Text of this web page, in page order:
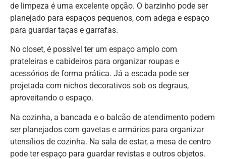
de limpeza é uma excelente opção. O barzinho pode ser
planejado para espaços pequenos, com adega e espaço
para guardar taças e garrafas.
No closet, é possível ter um espaço amplo com
prateleiras e cabideiros para organizar roupas e
acessórios de forma prática. Já a escada pode ser
projetada com nichos decorativos sob os degraus,
aproveitando o espaço.
Na cozinha, a bancada e o balcão de atendimento podem
ser planejados com gavetas e armários para organizar
utensílios de cozinha. Na sala de estar, a mesa de centro
pode ter espaço para guardar revistas e outros objetos.